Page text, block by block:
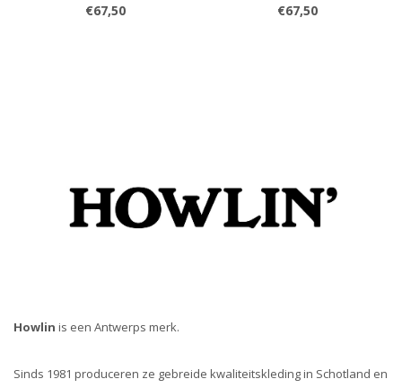
€67,50 €67,50
Howlin is een Antwerps merk.
Sinds 1981 produceren ze gebreide kwaliteitskleding in Schotland en